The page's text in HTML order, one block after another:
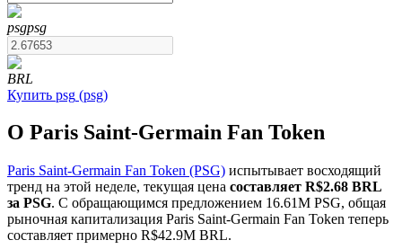
обеспечения
Фьючерсы на COIN-M
Криптовалютные фьючерсы
psgpsg
BRL
Купить psg (psg)
О Paris Saint-Germain Fan Token
Paris Saint-Germain Fan Token (PSG) испытывает восходящий
тренд на этой неделе, текущая цена составляет R$2.68 BRL
за PSG. С обращающимся предложением 16.61M PSG, общая
рыночная капитализация Paris Saint-Germain Fan Token теперь
составляет примерно R$42.9M BRL.